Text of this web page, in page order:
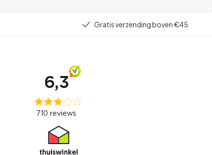
Gratis verzending boven €45